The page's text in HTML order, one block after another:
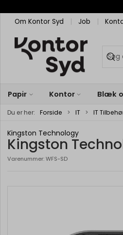
Om Kontor Syd
Job
Papir Kontor Blæk
Du er her: Forside IT IT
Kingston Technology
Kingston
Varenummer:WFS-SD